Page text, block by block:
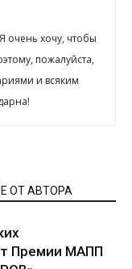
очень хочу, чтобы
пожалуйста,
и всяким
ОТ АВТОРА
Премии МАПП